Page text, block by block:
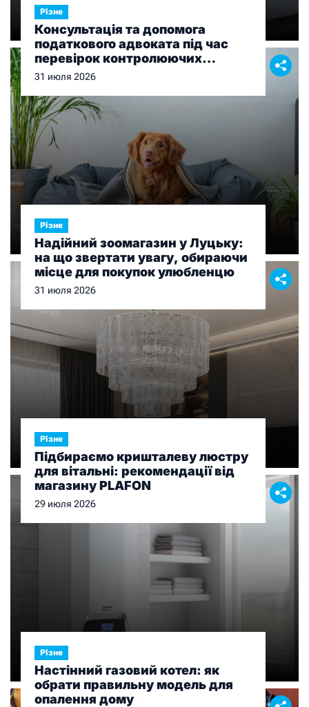
Різне
Консультація та допомога
податкового адвоката під час
перевірок контролюючих
органів
31 июля 2026
Різне
Надійний зоомагазин у Луцьку:
на що звертати увагу, обираючи
місце для покупок улюбленцю
31 июля 2026
Різне
Підбираємо кришталеву люстру
для вітальні: рекомендації від
магазину PLAFON
29 июля 2026
Різне
Настінний газовий котел: як
обрати правильну модель для
опалення дому